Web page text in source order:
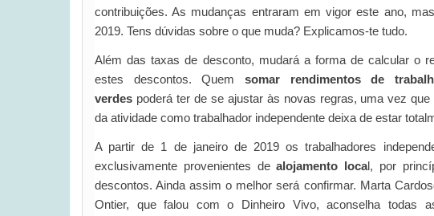
contribuições. As mudanças entraram em vigor este ano,
2019. Tens dúvidas sobre o que muda? Explicamos-te tudo.
Além das taxas de desconto, mudará a forma de calcular o
estes descontos. Quem somar rendimentos de
verdes poderá ter de se ajustar às novas regras, uma vez
da atividade como trabalhador independente deixa de estar
A partir de 1 de janeiro de 2019 os trabalhadores
exclusivamente provenientes dealojamento local, por
descontos. Ainda assim o melhor será confirmar. Marta
Ontier, que falou com o Dinheiro Vivo, aconselha todas